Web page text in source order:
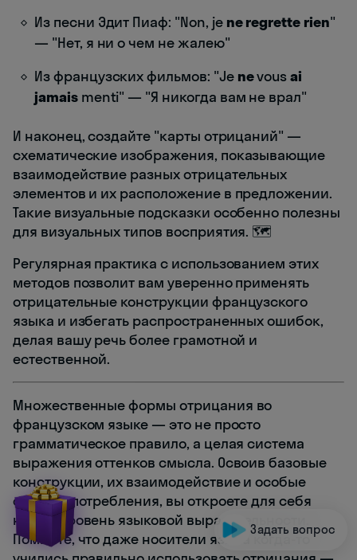
Из песни Эдит Пиаф: "Non, je ne regrette rien"
— "Нет, я ни о чем не жалею"
Из французских фильмов: "Je nevousai
jamaismenti" — "Я никогда вам не врал"
И наконец, создайте "карты отрицаний" —
схематические изображения, показывающие
взаимодействие разных отрицательных
элементов и их расположение в предложении.
Такие визуальные подсказки особенно полезны
для визуальных типов восприятия. 🗺️
Регулярная практика с использованием этих
методов позволит вам уверенно применять
отрицательные конструкции французского
языка и избегать распространенных ошибок,
делая вашу речь более грамотной и
естественной.
Множественные формы отрицания во
французском языке — это не просто
грамматическое правило, а целая система
выражения оттенков смысла. Освоив базовые
конструкции, их взаимодействие и особые
случаи употребления, вы откроете для себя
новый уровень языковой выразительности.
Помните, что даже носители языка когда-то
Задать вопрос